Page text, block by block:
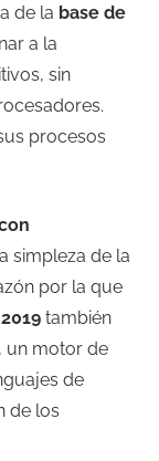
de la base de
a la
sin
procesos
simpleza de la
por la que
también
, un motor de
de
de los